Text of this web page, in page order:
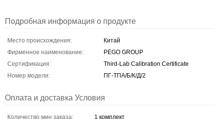
Подробная информация о продукте
Место происхождения:
Китай
Фирменное наименование:
PEGO GROUP
Сертификация:
Third-Lab Calibration Certificate
Номер модели:
ПГ-ТПА/Б/К/Д/2
Оплата и доставка Условия
Количество мин заказа:
1 комплект